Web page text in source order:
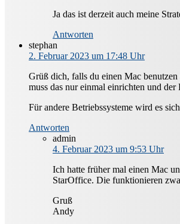
Ja das ist derzeit auch meine
Antworten
stephan
2. Februar 2023 um 17:48 Uhr
Grüß dich, falls du einen Mac
muss das nur einmal einrichten und
Für andere Betriebssysteme wird es
Antworten
admin
4. Februar 2023 um 9:53 Uhr
Ich hatte früher mal einen Mac
StarOffice. Die funktionieren
Gruß
Andy